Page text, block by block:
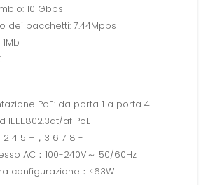
10 Gbps
dei pacchetti: 7.44Mpps
PoE: da porta 1 a porta 4
af PoE
2 4 5 +，3 6 7 8 -
AC：100-240V～ 50/60Hz
configurazione：<63W